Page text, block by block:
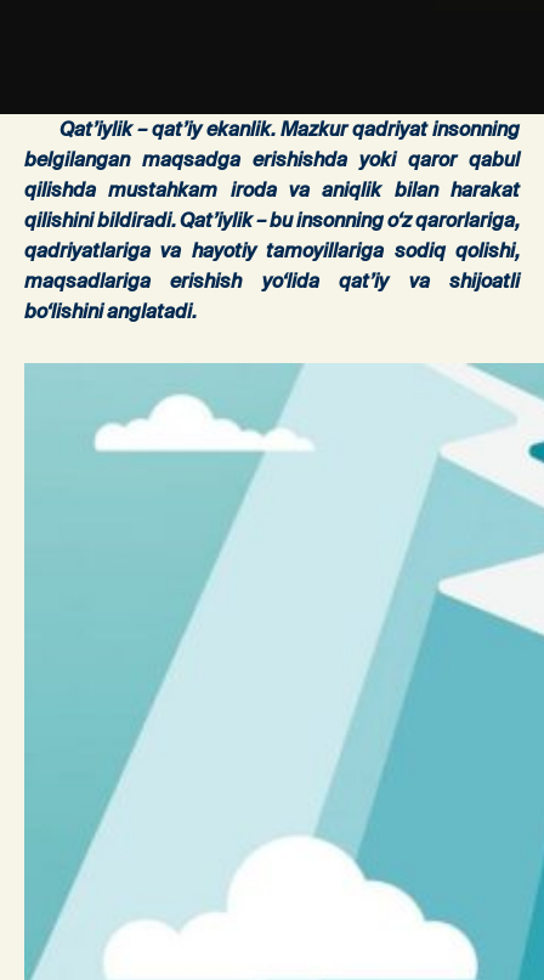
Qat’iylik – qat’iy ekanlik. Mazkur qadriyat insonning
belgilangan maqsadga erishishda yoki qaror qabul
qilishda mustahkam iroda va aniqlik bilan harakat
qilishini bildiradi. Qat’iylik – bu insonning o‘z qarorlariga,
qadriyatlariga va hayotiy tamoyillariga sodiq qolishi,
maqsadlariga erishish yo‘lida qat’iy va shijoatli
bo‘lishini anglatadi.